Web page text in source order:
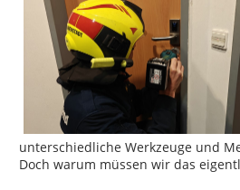
unterschiedliche Werkzeuge und
Doch warum müssen wir das